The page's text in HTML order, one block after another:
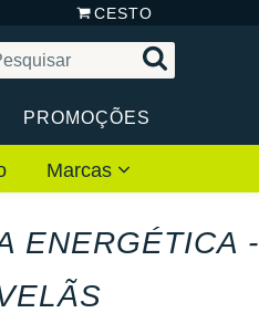
CESTO
PROMOÇÕES
Marcas
ENERGÉTICA -